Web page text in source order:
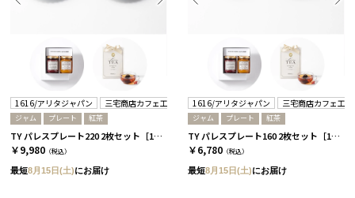
1616/アリタジャパン 三宅商店カフェ工房
ジャム プレート 紅茶
TY パレスプレート220 2枚セット［1616/アリタジャパン］+ジャムセット+紅茶
￥9,980 （税込）
最短8月15日(土)にお届け
1616/アリタジャパン 三宅商店カフェ工房
ジャム プレート 紅茶
TY パレスプレート160 2枚セット［1616/アリタジャパン］+ジャムセット+紅茶
￥6,780 （税込）
最短8月15日(土)にお届け